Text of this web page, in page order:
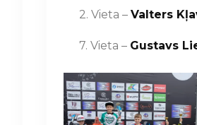
2. Vieta – Valters
7. Vieta – Gustavs